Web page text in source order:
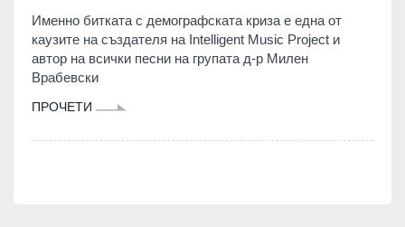
Именно битката с демографската криза е една от
каузите на създателя на Intelligent Music Project и
автор на всички песни на групата д-р Милен
Врабевски
ПРОЧЕТИ